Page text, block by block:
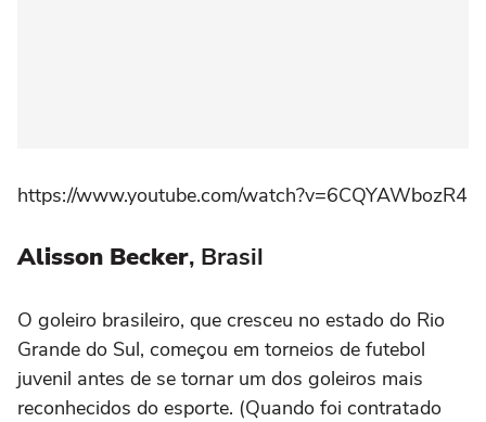
https://www.youtube.com/watch?v=6CQYAWbozR4
Alisson Becker, Brasil
O goleiro brasileiro, que cresceu no estado do Rio
Grande do Sul, começou em torneios de futebol
juvenil antes de se tornar um dos goleiros mais
reconhecidos do esporte. (Quando foi contratado